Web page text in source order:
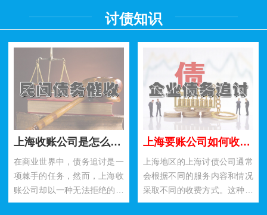
讨债知识
上海收账公司是怎么讨债让人无法拒绝的？
在商业世界中，债务追讨是一
项棘手的任务，然而，上海收
账公司却以一种无法拒绝的方
式脱颖而出。他们采取了一系
上海要账公司如何收费呢？分享好用的四种方法！
上海地区的上海讨债公司通常
会根据不同的服务内容和情况
采取不同的收费方式。这种公
司提供的服务包括债务催收、